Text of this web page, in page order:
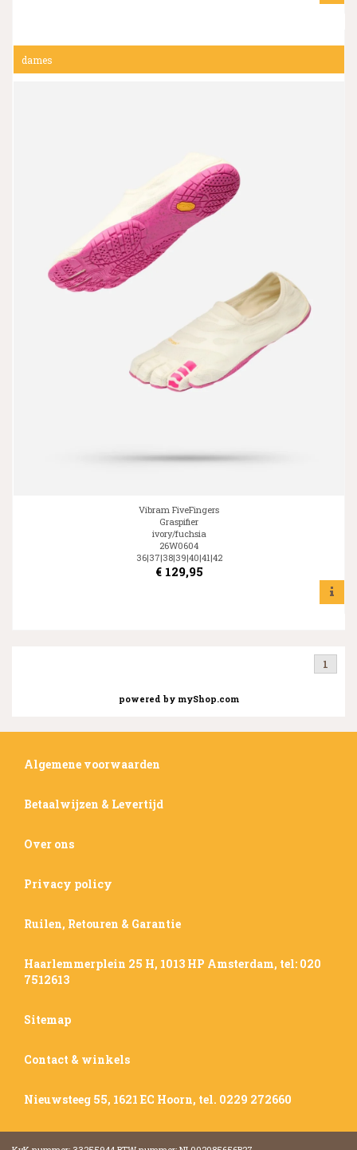
dames
Vibram FiveFingers
Graspifier
ivory/fuchsia
26W0604
36|37|38|39|40|41|42
€ 129,95
1
powered by myShop.com
Algemene voorwaarden
Betaalwijzen & Levertijd
Over ons
Privacy policy
Ruilen, Retouren & Garantie
Haarlemmerplein 25 H, 1013 HP Amsterdam, tel: 020
7512613
Sitemap
Contact & winkels
Nieuwsteeg 55, 1621 EC Hoorn, tel. 0229 272660